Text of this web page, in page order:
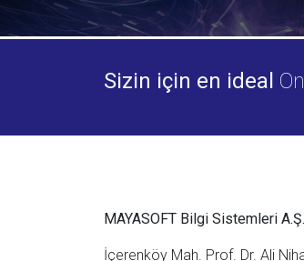
Sizin için en ideal
MAYASOFT Bilgi Sistemleri A.Ş.
İçerenköy Mah. Prof. Dr. Ali